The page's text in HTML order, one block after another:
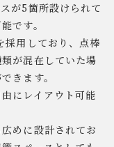
が5箇所設けられて
です。
採用しており、点棒
が混在していた場
きます。
にレイアウト可能
めに設計されてお